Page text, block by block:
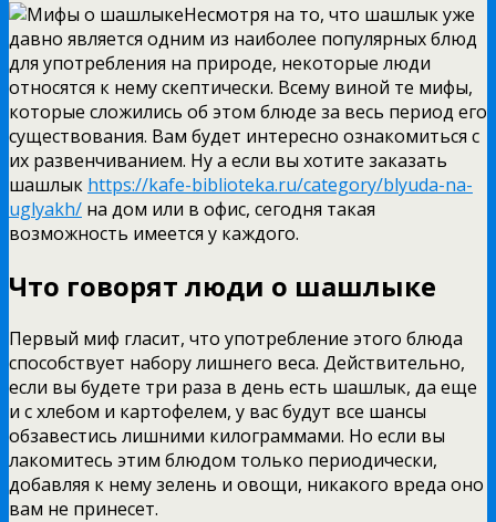
Несмотря на то, что шашлык уже
давно является одним из наиболее популярных блюд
для употребления на природе, некоторые люди
относятся к нему скептически. Всему виной те мифы,
которые сложились об этом блюде за весь период его
существования. Вам будет интересно ознакомиться с
их развенчиванием. Ну а если вы хотите заказать
шашлык https://kafe-biblioteka.ru/category/blyuda-na-
uglyakh/ на дом или в офис, сегодня такая
возможность имеется у каждого.
Что говорят люди о шашлыке
Первый миф гласит, что употребление этого блюда
способствует набору лишнего веса. Действительно,
если вы будете три раза в день есть шашлык, да еще
и с хлебом и картофелем, у вас будут все шансы
обзавестись лишними килограммами. Но если вы
лакомитесь этим блюдом только периодически,
добавляя к нему зелень и овощи, никакого вреда оно
вам не принесет.